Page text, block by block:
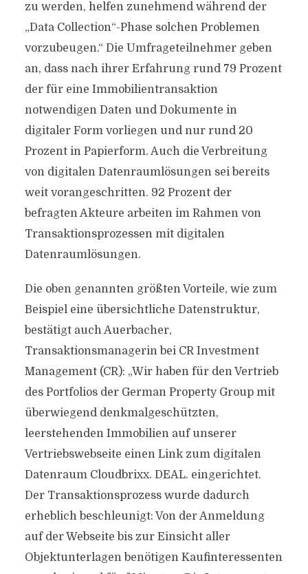
zu werden, helfen zunehmend während der
„Data Collection“-Phase solchen Problemen
vorzubeugen.“ Die Umfrageteilnehmer geben
an, dass nach ihrer Erfahrung rund 79 Prozent
der für eine Immobilientransaktion
notwendigen Daten und Dokumente in
digitaler Form vorliegen und nur rund 20
Prozent in Papierform. Auch die Verbreitung
von digitalen Datenraumlösungen sei bereits
weit vorangeschritten. 92 Prozent der
befragten Akteure arbeiten im Rahmen von
Transaktionsprozessen mit digitalen
Datenraumlösungen.
Die oben genannten größten Vorteile, wie zum
Beispiel eine übersichtliche Datenstruktur,
bestätigt auch Auerbacher,
Transaktionsmanagerin bei CR Investment
Management (CR): „Wir haben für den Vertrieb
des Portfolios der German Property Group mit
überwiegend denkmalgeschützten,
leerstehenden Immobilien auf unserer
Vertriebswebseite einen Link zum digitalen
Datenraum Cloudbrixx. DEAL. eingerichtet.
Der Transaktionsprozess wurde dadurch
erheblich beschleunigt: Von der Anmeldung
auf der Webseite bis zur Einsicht aller
Objektunterlagen benötigen Kaufinteressenten